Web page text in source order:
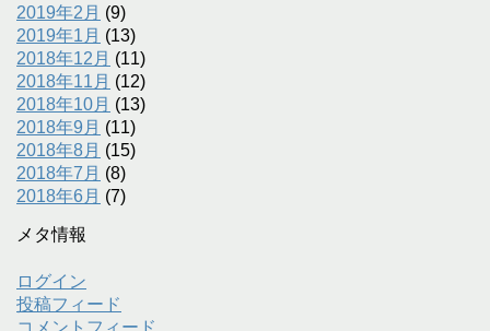
2019年2月 (9)
2019年1月 (13)
2018年12月 (11)
2018年11月 (12)
2018年10月 (13)
2018年9月 (11)
2018年8月 (15)
2018年7月 (8)
2018年6月 (7)
メタ情報
ログイン
投稿フィード
コメントフィード